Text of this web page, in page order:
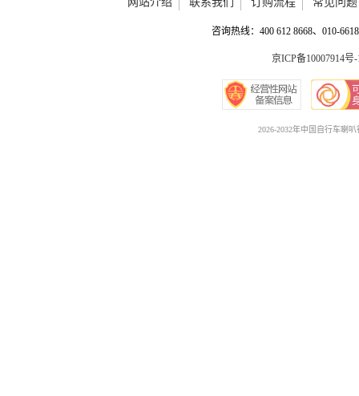
咨询热线：400 612 8668、010-
京ICP备10007914号-
2026-2032年中国自行车喇